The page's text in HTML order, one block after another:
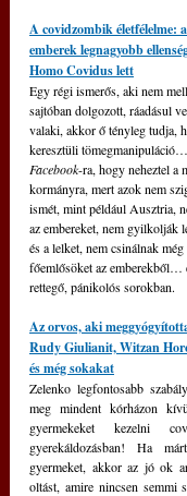
A covidzombik életfélelme:
emberek legnagyobb
Homo Covidus lett
Egy régi ismerős, aki nem
sajtóban dolgozott, ráadásul
valaki, akkor ő tényleg tudja,
keresztüli
Facebook-ra, hogy neheztel a
kormányra, mert azok nem
ismét, mint például Ausztria,
az embereket, nem gyilkolják
és a lelket, nem csinálnak
főemlősöket az emberekből…
rettegő, pánikolós sorokban.
Az orvos, aki
Rudy Giulianit, Witzan
és még sokakat
Zelenko legfontosabb
meg mindent kórházon
gyermekeket kezelni
gyerekáldozásban! Ha
gyermeket, akkor az jó ok
oltást, amire nincsen semmi